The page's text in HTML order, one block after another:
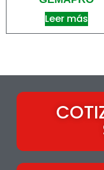
Leer más